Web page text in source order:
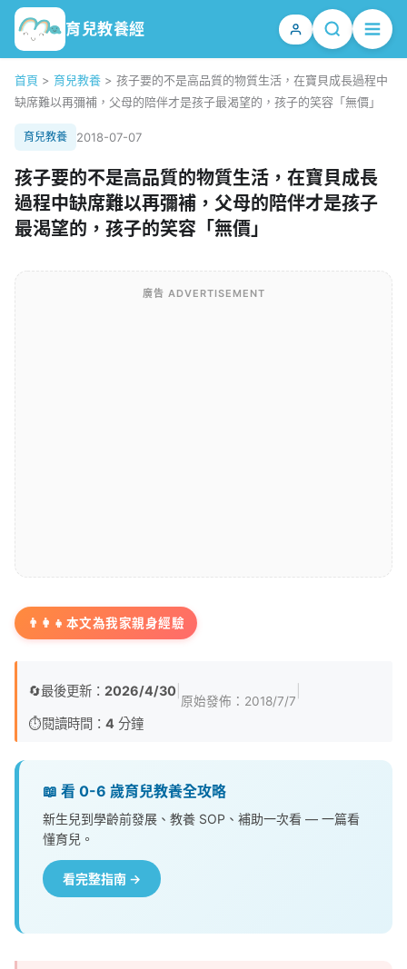
育兒教養經
首頁 > 育兒教養 > 孩子要的不是高品質的物質生活，在寶貝成長過程中
缺席難以再彌補，父母的陪伴才是孩子最渴望的，孩子的笑容「無價」
育兒教養 2018-07-07
孩子要的不是高品質的物質生活，在寶貝成長
過程中缺席難以再彌補，父母的陪伴才是孩子
最渴望的，孩子的笑容「無價」
廣告 ADVERTISEMENT
👨‍👩‍👧 本文為我家親身經驗
🔄最後更新： 2026/4/30
原始發佈： 2018/7/7
⏱️閱讀時間： 4 分鐘
📖 看 0-6 歲育兒教養全攻略
新生兒到學齡前發展、教養 SOP、補助一次看 — 一篇看
懂育兒。
看完整指南 →